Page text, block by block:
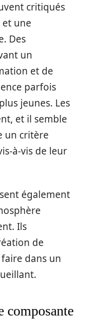
critiqués
une
Des
un
et de
parfois
jeunes. Les
et il semble
un critère
à-vis de leur
également
Ils
de
dans un
composante